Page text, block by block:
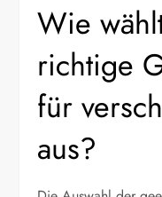
Wie
richtige
für
aus?